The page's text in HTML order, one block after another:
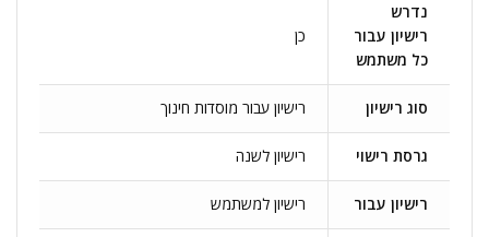
נדרש
רישיון עבור
כל משתמש
כן
סוג רישיון רישיון עבור מוסדות חינוך
גרסת רישוי רישיון לשנה
רישיון עבור רישיון למשתמש